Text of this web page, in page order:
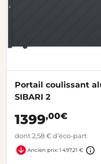
Portail coulissant
SIBARI 2
1399,00€
dont 2,58 € d’éco-part
Ancien prix: 1 497,21 €